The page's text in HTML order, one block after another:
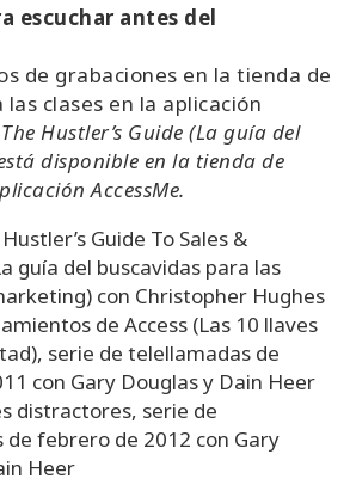
escuchar antes del
de grabaciones en la tienda de
las clases en la aplicación
Hustler’s Guide (La guía del
disponible en la tienda de
AccessMe.
Guide To Sales &
guía del buscavidas para las
con Christopher Hughes
de Access (Las 10 llaves
serie de telellamadas de
con Gary Douglas y Dain Heer
distractores, serie de
febrero de 2012 con Gary
Heer